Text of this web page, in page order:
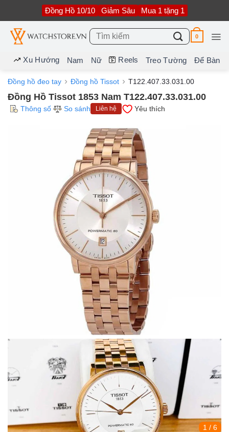
nội
dung
Đồng Hồ 10/10 Giảm Sâu Mua 1 tặng 1
Tìm
kiếm:
0
Xu Hướng Nam Nữ Reels Treo Tường Để Bàn
Đồng hồ đeo tay Đồng hồ Tissot T122.407.33.031.00
Đồng Hồ Tissot 1853 Nam T122.407.33.031.00
Thông số So sánh Liên hệ Yêu thích
1 / 6